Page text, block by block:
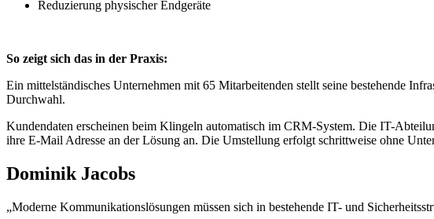
Reduzierung physischer Endgeräte
So zeigt sich das in der Praxis:
Ein mittelständisches Unternehmen mit 65 Mitarbeitenden stellt seine bestehende
Durchwahl.
Kundendaten erscheinen beim Klingeln automatisch im CRM-System. Die IT-
ihre E-Mail Adresse an der Lösung an. Die Umstellung erfolgt schrittweise ohne
Dominik Jacobs
„Moderne Kommunikationslösungen müssen sich in bestehende IT- und